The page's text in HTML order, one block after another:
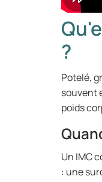
?
Potelé,
souvent
poids
Un IMC
: une